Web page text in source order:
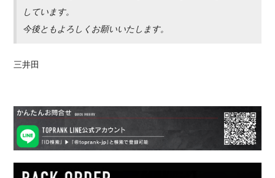
しています。
今後ともよろしくお願いいたします。
三井田